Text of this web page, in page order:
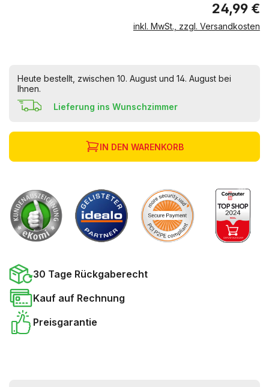
24,99 €
inkl. MwSt., zzgl. Versandkosten
Heute bestellt, zwischen 10. August und 14. August bei
Ihnen.
Lieferung ins Wunschzimmer
IN DEN WARENKORB
30 Tage Rückgaberecht
Kauf auf Rechnung
Preisgarantie